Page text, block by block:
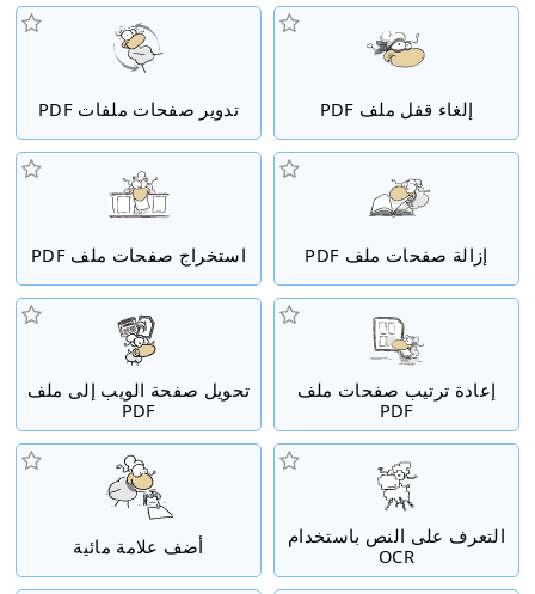
إلغاء قفل ملف PDF تدوير صفحات ملفات PDF
إزالة صفحات ملف PDF استخراج صفحات ملف PDF
إعادة ترتيب صفحات ملف
PDF
تحويل صفحة الويب إلى ملف
PDF
التعرف على النص باستخدام
OCR
أضف علامة مائية